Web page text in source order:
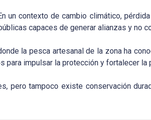
un contexto de cambio climático,
capaces de generar alianzas y no
la pesca artesanal de la zona ha
impulsar la protección y fortalecer la
pero tampoco existe conservación